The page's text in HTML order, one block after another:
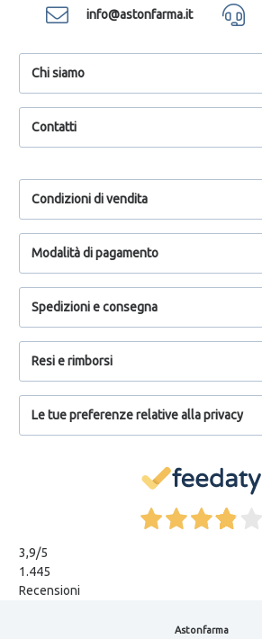
info@astonfarma.it
Chi siamo
Contatti
Condizioni di vendita
Modalità di pagamento
Spedizioni e consegna
Resi e rimborsi
Le tue preferenze relative alla privacy
3,9/5
1.445
Recensioni
Astonfarma